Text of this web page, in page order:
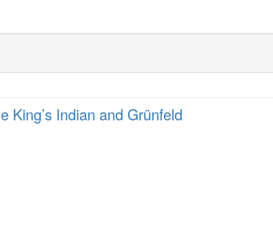
King’s Indian and Grünfeld